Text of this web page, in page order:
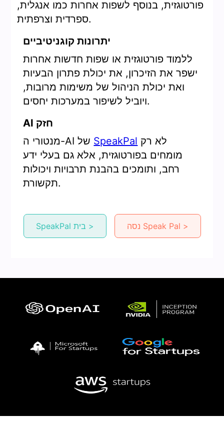
פורטוגזית, בנוסף לשפות אחרות כמו אנגלית,
ספרדית וצרפתית.
יתרונות קוגניטיביים
ללמוד פורטוגזית או שפות חדשות אחרות
ישפר את הזיכרון, את יכולת פתרון הבעיות
ואת יכולת הניהול של משימות מרובות,
ויוביל לשיפור במערכות יחסים.
AI חזק
SpeakPal
מומחים בפורטוגזית, אלא גם בעלי ידע
רחב, ותומכים בהבנת תרבויות ויכולות
תקשורת.
SpeakPal בית > נסה Speak Pal >